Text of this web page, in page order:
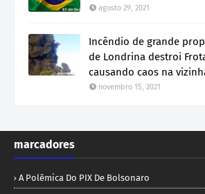
agosto 29, 2021
Incêndio de grande
de Londrina destroi
causando caos na
novembro 15, 2021
marcadores
A Polêmica Do PIX De Bolsonaro